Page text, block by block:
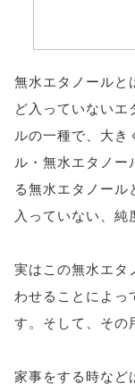
無水エタノールと
ど入っていない
ルの一種で、大
ル・無水エタノ
る無水エタノー
入っていない、純
実はこの無水エタ
わせることによっ
す。そして、その
家事をする時など